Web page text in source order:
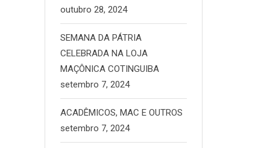
outubro 28, 2024
SEMANA DA PÁTRIA
CELEBRADA NA LOJA
MAÇÔNICA COTINGUIBA
setembro 7, 2024
ACADÊMICOS, MAC E OUTROS
setembro 7, 2024